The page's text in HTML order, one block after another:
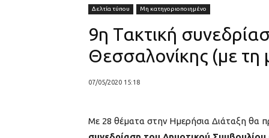
Δελτία τύπου Μη κατηγοριοποιημένο
9η Τακτική
Θεσσαλονίκης (με τη
07/05/2020 15:18
Με 28 θέματα στην Ημερήσια Διάταξη θα